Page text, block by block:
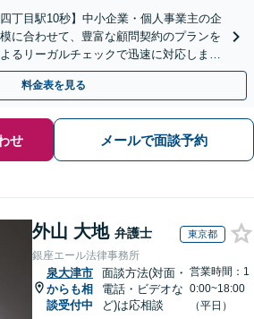
丁目駅10秒】中小企業・個人事業主の企
に合わせて、豊富な顧問契約のプランを
るリーガルチェックで迅速に対応します
初回相談無料】
料金表を見る
せ メールで面談予約
外山 大地 弁護士 東京都
銀座エール法律事務所
泉大津市
からも相
談受付中
面談方法(対面・
電話・ビデオな
ど)は応相談
営業時間：1
0:00~18:00
（平日）